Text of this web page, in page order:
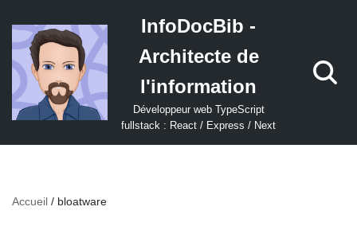
Aller
au
contenu
InfoDocBib -
Architecte de
l'information
Développeur web TypeScript
fullstack : React / Express / Next
Accueil / bloatware